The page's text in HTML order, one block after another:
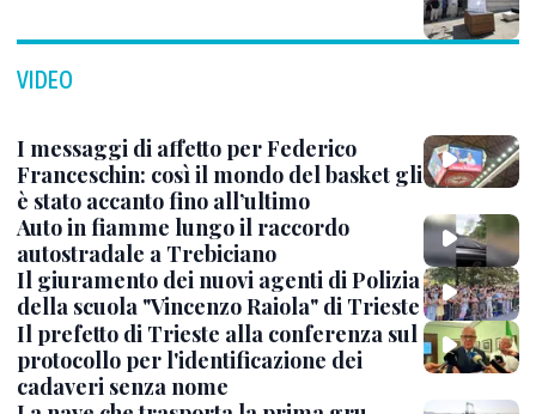
VIDEO
I messaggi di affetto per Federico
Franceschin: così il mondo del basket gli
è stato accanto fino all’ultimo
Auto in fiamme lungo il raccordo
autostradale a Trebiciano
Il giuramento dei nuovi agenti di Polizia
della scuola "Vincenzo Raiola" di Trieste
Il prefetto di Trieste alla conferenza sul
protocollo per l'identificazione dei
cadaveri senza nome